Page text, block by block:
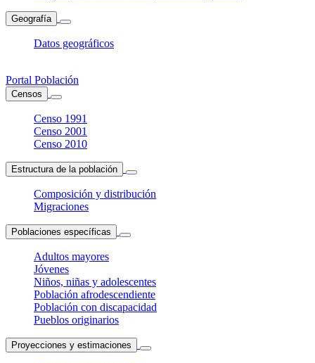
Geografía
Datos geográficos
Portal Población
Censos
Censo 1991
Censo 2001
Censo 2010
Estructura de la población
Composición y distribución
Migraciones
Poblaciones específicas
Adultos mayores
Jóvenes
Niños, niñas y adolescentes
Población afrodescendiente
Población con discapacidad
Pueblos originarios
Proyecciones y estimaciones